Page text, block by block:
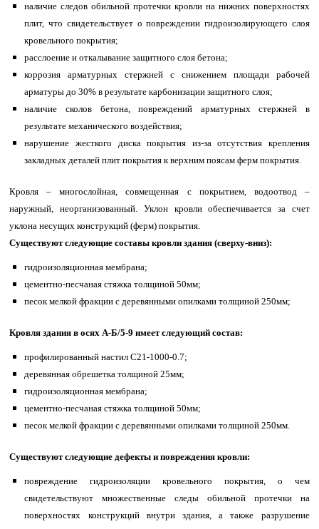
наличие следов обильной протечки кровли на нижних поверхностях
плит, что свидетельствует о повреждении гидроизолирующего слоя
кровельного покрытия;
расслоение и откалывание защитного слоя бетона;
коррозия арматурных стержней с снижением площади рабочей
арматуры до 30% в результате карбонизации защитного слоя;
наличие сколов бетона, повреждений арматурных стержней в
результате механического воздействия;
нарушение жесткого диска покрытия из-за отсутствия крепления
закладных деталей плит покрытия к верхним поясам ферм покрытия.
Кровля – многослойная, совмещенная с покрытием, водоотвод –
наружный, неорганизованный. Уклон кровли обеспечивается за счет
уклона несущих конструкций (ферм) покрытия.
Существуют следующие составы кровли здания (сверху-вниз):
гидроизоляционная мембрана;
цементно-песчаная стяжка толщиной 50мм;
песок мелкой фракции с деревянными опилками толщиной 250мм;
Кровля здания в осях А-Б/5-9 имеет следующий состав:
профилированный настил С21-1000-0.7;
деревянная обрешетка толщиной 25мм;
гидроизоляционная мембрана;
цементно-песчаная стяжка толщиной 50мм;
песок мелкой фракции с деревянными опилками толщиной 250мм.
Существуют следующие дефекты и повреждения кровли:
повреждение гидроизоляции кровельного покрытия, о чем
свидетельствуют множественные следы обильной протечки на
поверхностях конструкций внутри здания, а также разрушение